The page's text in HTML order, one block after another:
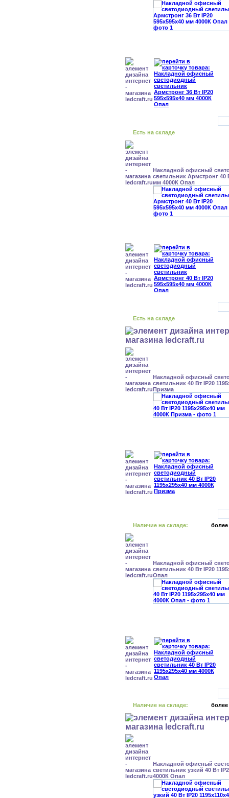
Есть на складе
Накладной офисный
светильник Армстронг 40
мм 4000К Опал
Есть на складе
Накладной офисный
светильник 40 Вт IP20
Призма
Наличие на складе: более
Накладной офисный
светильник 40 Вт IP20
Опал
Наличие на складе: более
Накладной офисный
светильник узкий 40 Вт
4000К Опал